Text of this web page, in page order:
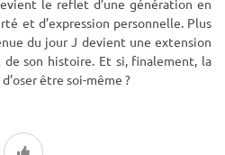
le reflet d’une génération en
et d’expression personnelle. Plus
du jour J devient une extension
son histoire. Et si, finalement, la
être soi-même ?